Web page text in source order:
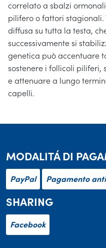
correlato a sbalzi
pilifero o fattori
diffusa su tutta la testa,
successivamente si
genetica può accentuare
sostenere i follicoli
e attenuare a lungo
capelli.
MODALITÁ DI
PayPal Pagamento
SHARING
Facebook